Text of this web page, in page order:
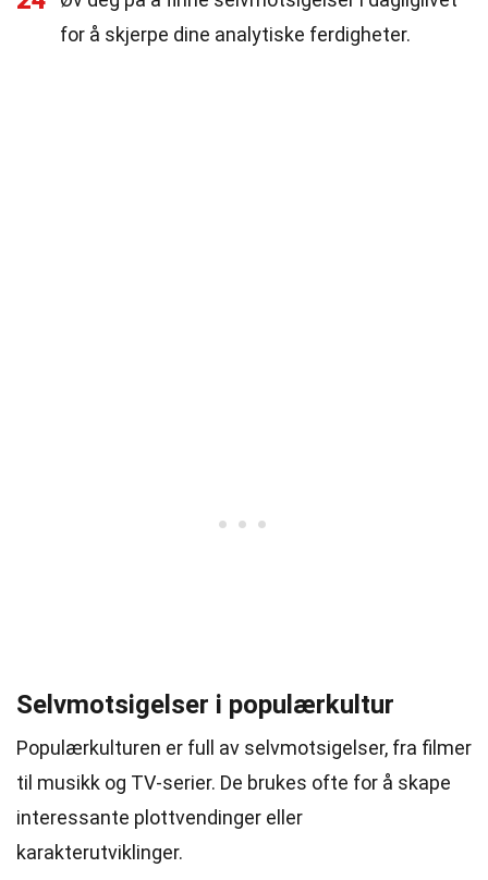
for å skjerpe dine analytiske ferdigheter.
Selvmotsigelser i populærkultur
Populærkulturen er full av selvmotsigelser, fra filmer
til musikk og TV-serier. De brukes ofte for å skape
interessante plottvendinger eller
karakterutviklinger.